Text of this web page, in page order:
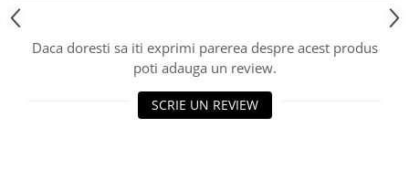
Daca doresti sa iti exprimi parerea despre acest produs
poti adauga un review.
SCRIE UN REVIEW